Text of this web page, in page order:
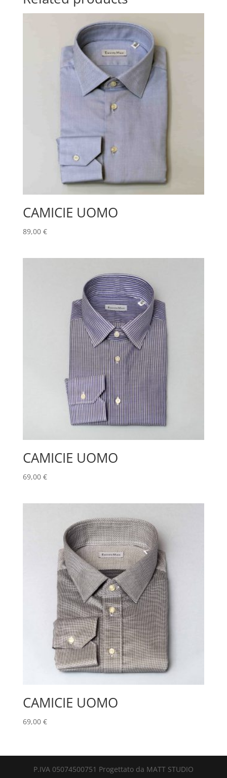
CAMICIE UOMO
89,00 €
CAMICIE UOMO
69,00 €
CAMICIE UOMO
69,00 €
P.IVA 05074500751 Progettato da MATT STUDIO